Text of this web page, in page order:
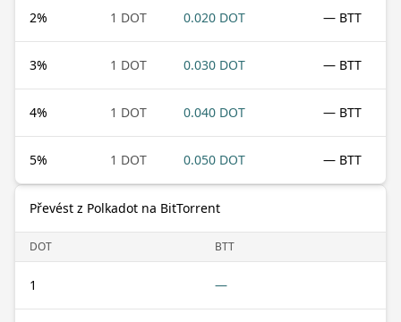
2% 1 DOT 0.020 DOT — BTT
3% 1 DOT 0.030 DOT — BTT
4% 1 DOT 0.040 DOT — BTT
5% 1 DOT 0.050 DOT — BTT
Převést z Polkadot na BitTorrent
DOT BTT
1 —